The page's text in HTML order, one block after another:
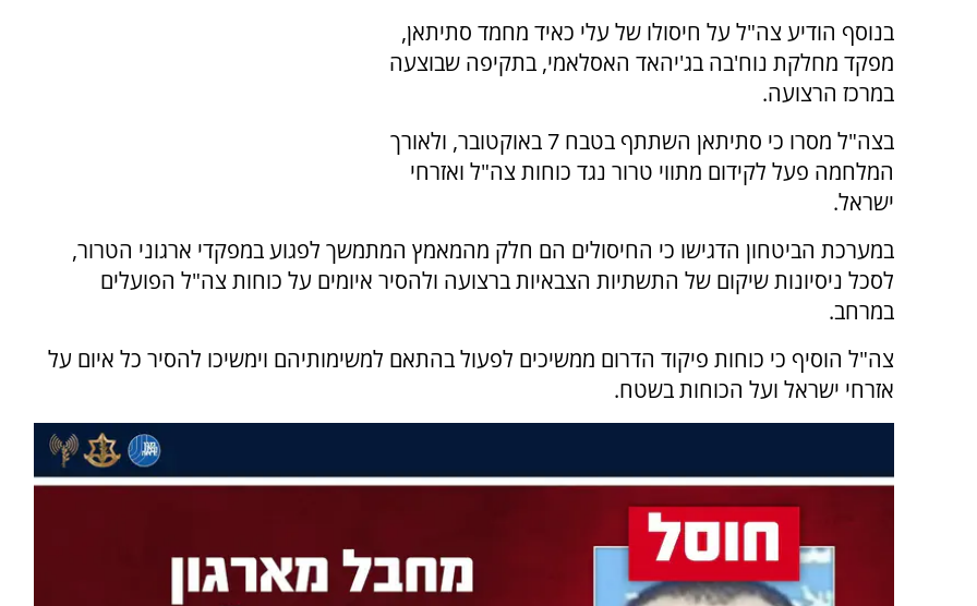
בנוסף הודיע צה"ל על חיסולו של עלי כאיד מחמד סתיתאן,
מפקד מחלקת נוח'בה בג'יהאד האסלאמי, בתקיפה שבוצעה
במרכז הרצועה.
בצה"ל מסרו כי סתיתאן השתתף בטבח 7 באוקטובר, ולאורך
המלחמה פעל לקידום מתווי טרור נגד כוחות צה"ל ואזרחי
ישראל.
במערכת הביטחון הדגישו כי החיסולים הם חלק מהמאמץ המתמשך לפגוע במפקדי ארגוני הטרור,
לסכל ניסיונות שיקום של התשתיות הצבאיות ברצועה ולהסיר איומים על כוחות צה"ל הפועלים
במרחב.
צה"ל הוסיף כי כוחות פיקוד הדרום ממשיכים לפעול בהתאם למשימותיהם וימשיכו להסיר כל איום על
אזרחי ישראל ועל הכוחות בשטח.